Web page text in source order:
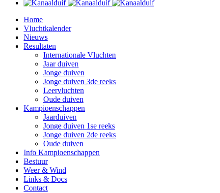
Home
Vluchtkalender
Nieuws
Resultaten
Internationale Vluchten
Jaar duiven
Jonge duiven
Jonge duiven 3de reeks
Leervluchten
Oude duiven
Kampioenschappen
Jaarduiven
Jonge duiven 1se reeks
Jonge duiven 2de reeks
Oude duiven
Info Kampioenschappen
Bestuur
Weer & Wind
Links & Docs
Contact